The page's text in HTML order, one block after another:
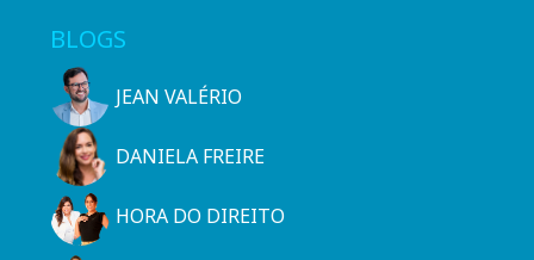
BLOGS
JEAN VALÉRIO
DANIELA FREIRE
HORA DO DIREITO